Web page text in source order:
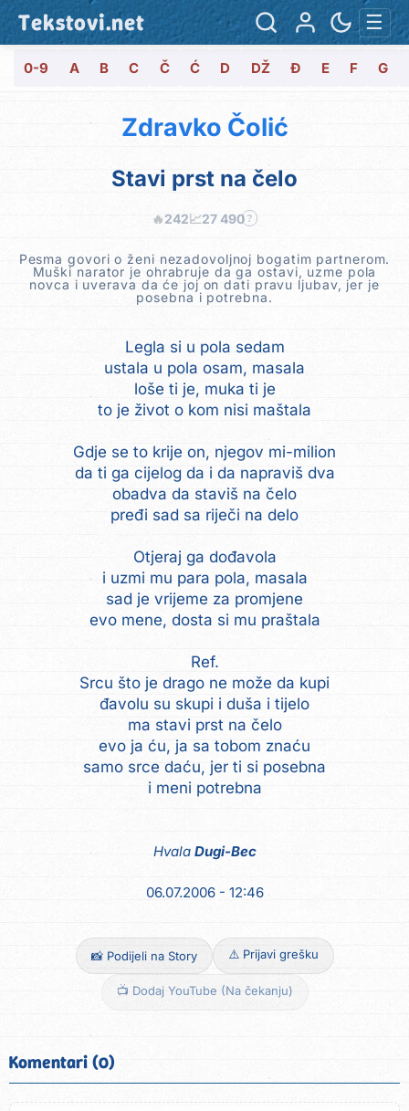
Tekstovi.net ☰
0-9 A B C Č Ć D DŽ Đ E F G
Zdravko Čolić
Stavi prst na čelo
🔥242📈27 490 ?
Pesma govori o ženi nezadovoljnoj bogatim partnerom.
Muški narator je ohrabruje da ga ostavi, uzme pola
novca i uverava da će joj on dati pravu ljubav, jer je
posebna i potrebna.
Legla si u pola sedam
ustala u pola osam, masala
loše ti je, muka ti je
to je život o kom nisi maštala
Gdje se to krije on, njegov mi-milion
da ti ga cijelog da i da napraviš dva
obadva da staviš na čelo
pređi sad sa riječi na delo
Otjeraj ga dođavola
i uzmi mu para pola, masala
sad je vrijeme za promjene
evo mene, dosta si mu praštala
Ref.
Srcu što je drago ne može da kupi
đavolu su skupi i duša i tijelo
ma stavi prst na čelo
evo ja ću, ja sa tobom znaću
samo srce daću, jer ti si posebna
i meni potrebna
Hvala Dugi-Bec
06.07.2006 - 12:46
📸 Podijeli na Story ⚠️ Prijavi grešku
📺 Dodaj YouTube (Na čekanju)
Komentari (0)